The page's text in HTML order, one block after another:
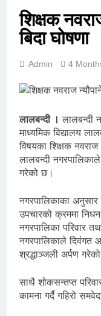
शिक्षक
बिदा घोषणा
Admin 4
लालबन्दी । लालबन्दी
माध्यमिक विद्यालय
विषयका शिक्षक
लालबन्दी
गरेको छ।
नगरपालिकाका अनुसार
उपचारको क्रममा
नगरपालिका परिवार
नगरपालिकाले दिवंगत
श्रद्धाञ्जली अर्पण
साथै शोकसन्तप्त
कामना गर्दै गहिरो